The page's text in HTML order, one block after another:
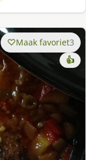
Maak favoriet3
👍